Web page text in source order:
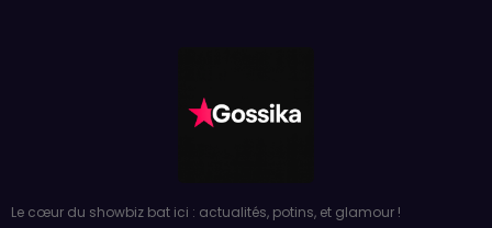
Le cœur du showbiz bat ici : actualités, potins, et glamour !